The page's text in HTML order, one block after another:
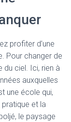
profiter d’une
Pour changer de
du ciel. Ici, rien à
auxquelles
une école qui,
pratique et la
le paysage